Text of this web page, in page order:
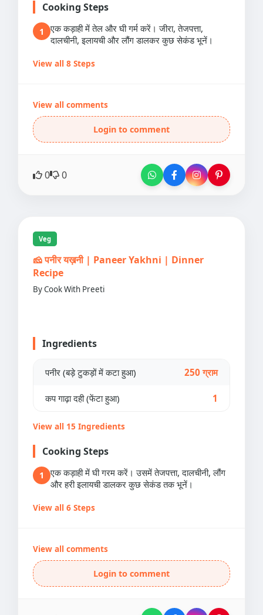
Cooking Steps
1
एक कड़ाही में तेल और घी गर्म करें। जीरा, तेजपत्ता,
दालचीनी, इलायची और लौंग डालकर कुछ सेकंड भूनें।
View all 8 Steps
View all comments
Login to comment
0 0
Veg
🧀 पनीर यख़नी | Paneer Yakhni | Dinner
Recipe
By Cook With Preeti
Ingredients
पनीर (बड़े टुकड़ों में कटा हुआ) 250 ग्राम
कप गाढ़ा दही (फेंटा हुआ) 1
View all 15 Ingredients
Cooking Steps
1
एक कड़ाही में घी गरम करें। उसमें तेजपत्ता, दालचीनी, लौंग
और हरी इलायची डालकर कुछ सेकंड तक भूनें।
View all 6 Steps
View all comments
Login to comment